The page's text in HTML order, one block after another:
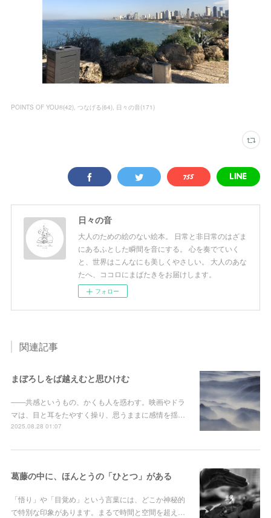
POINTS OF YOU®︎(42) つなげる(64) 日々の音(171)
日々の音
大人のための絵のない絵本。 日常と非日常のはざま
にあるふとした瞬間を音にする。 心を奏でていく
と、世界はこんなにも美しくやさしい。 大人のあな
たへ、ココロにまばたきをお届けします。
フォロー
関連記事
まぼろしをば越えむと思ひけむ
――共感というもの、かくも人を惑わす。映画やドラ
マは、目と耳をたやすく操り、思うままに感情を揺…
2025.08.28 01:07
葛藤の中に、ほんとうの「ひとつ」がある
「悟り」や「目覚め」という言葉には、どこか神秘的
で特別な印象があります。まるで時間と空間を超え…